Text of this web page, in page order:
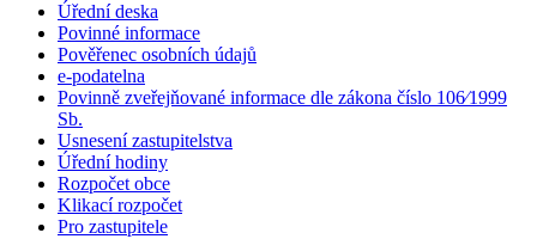
Úřední deska
Povinné informace
Pověřenec osobních údajů
e-podatelna
Povinně zveřejňované informace dle zákona číslo 106⁄1999
Sb.
Usnesení zastupitelstva
Úřední hodiny
Rozpočet obce
Klikací rozpočet
Pro zastupitele